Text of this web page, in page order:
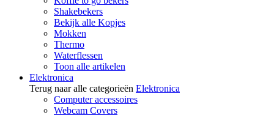
Shakebekers
Bekijk alle Kopjes
Mokken
Thermo
Waterflessen
Toon alle artikelen
Elektronica
Terug naar alle categorieën Elektronica
Computer accessoires
Webcam Covers